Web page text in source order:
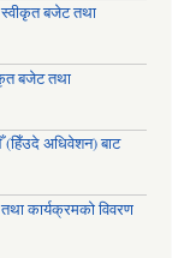
बजेट तथा
बजेट तथा
अधिवेशन) बाट
कार्यक्रमको विवरण